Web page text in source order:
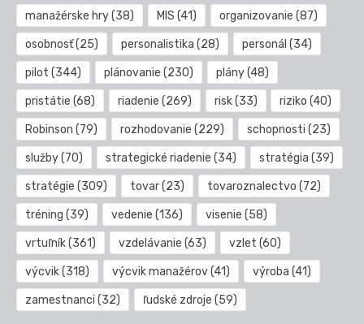
manažérske hry(38) MIS (41) organizovanie (87)
osobnosť(25) personalistika (28) personál (34)
pilot (344) plánovanie (230) plány(48)
pristátie (68) riadenie (269) risk(33) riziko (40)
Robinson (79) rozhodovanie (229) schopnosti (23)
služby(70) strategické riadenie (34) stratégia (39)
stratégie (309) tovar(23) tovaroznalectvo (72)
tréning (39) vedenie (136) visenie (58)
vrtuľník(361) vzdelávanie (63) vzlet (60)
výcvik(318) výcvik manažérov(41) výroba (41)
zamestnanci (32) ľudské zdroje (59)